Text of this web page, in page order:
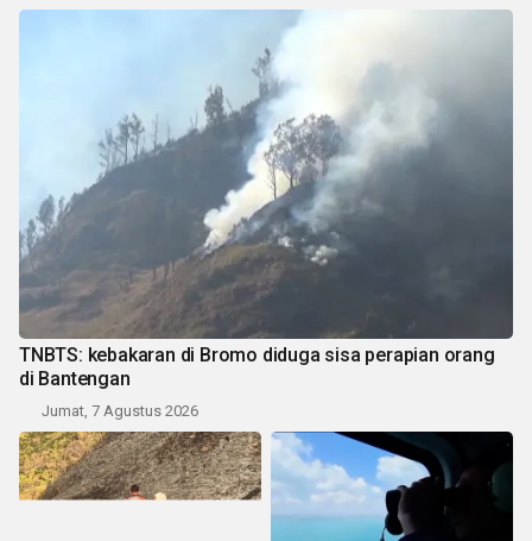
TNBTS: kebakaran di Bromo diduga sisa perapian orang
di Bantengan
Jumat, 7 Agustus 2026